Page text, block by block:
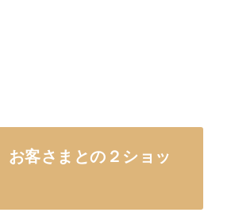
お客さまとの２ショッ